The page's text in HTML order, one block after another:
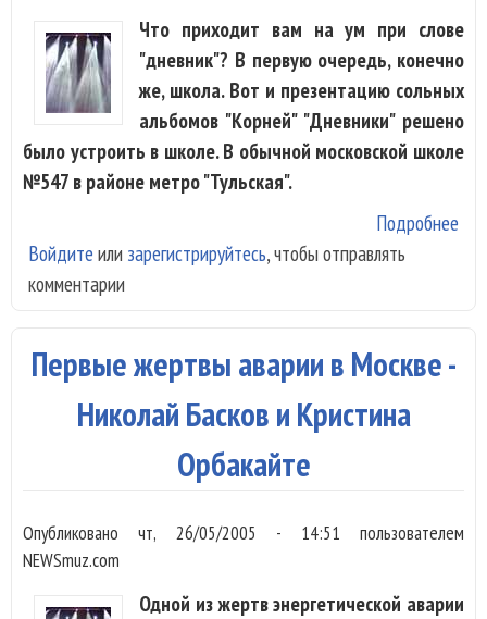
Что приходит вам на ум при слове
"дневник"? В первую очередь, конечно
же, школа. Вот и презентацию сольных
альбомов "Корней" "Дневники" решено
было устроить в школе. В обычной московской школе
№547 в районе метро "Тульская".
Подробнее
Войдите или зарегистрируйтесь, чтобы отправлять
комментарии
Первые жертвы аварии в Москве -
Николай Басков и Кристина
Орбакайте
Опубликованочт, 26/05/2005 - 14:51 пользователем
NEWSmuz.com
Одной из жертв энергетической аварии